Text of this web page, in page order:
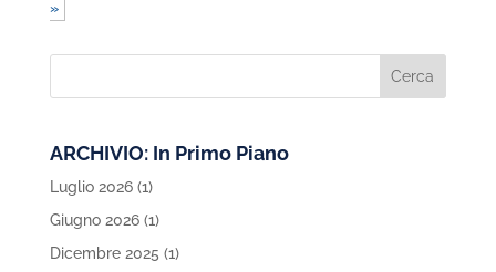
»
ARCHIVIO: In Primo Piano
Luglio 2026(1)
Giugno 2026(1)
Dicembre 2025 (1)